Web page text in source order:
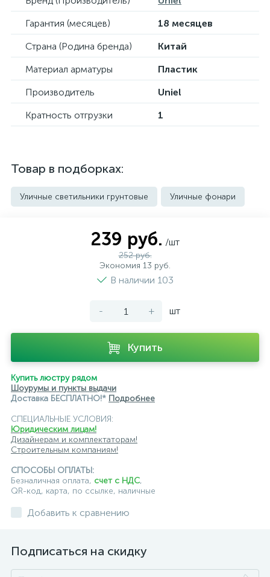
Гарантия (месяцев)
18 месяцев
Страна (Родина бренда)
Китай
Материал арматуры
Пластик
Производитель
Uniel
Кратность отгрузки
1
Товар в подборках:
Уличные светильники грунтовые Уличные фонари
239 руб. /шт
252 руб.
Экономия 13 руб.
В наличии 103
- + шт
Купить
Купить люстру рядом
Шоурумы и пункты выдачи
Доставка БЕСПЛАТНО!* Подробнее
СПЕЦИАЛЬНЫЕ УСЛОВИЯ:
Юридическим лицам!
Дизайнерам и комплектаторам!
Строительным компаниям!
СПОСОБЫ ОПЛАТЫ:
Безналичная оплата, счет с НДС,
QR-код, карта, по ссылке, наличные
Добавить к сравнению
Подписаться на скидку